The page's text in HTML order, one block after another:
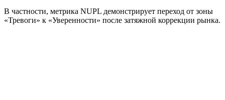
В частности, метрика NUPL демонстрирует переход от зоны
«Тревоги» к «Уверенности» после затяжной коррекции рынка.